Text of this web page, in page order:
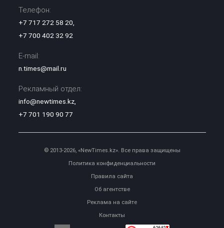
Телефон:
+7 717 272 58 20,
+7 700 402 32 92
E-mail:
n.times@mail.ru
Рекламный отдел:
info@newtimes.kz,
+7 701 190 90 77
© 2013-2026, «NewTimes.kz». Все права защищены
Политика конфиденциальности
Правила сайта
Об агентстве
Реклама на сайте
Контакты